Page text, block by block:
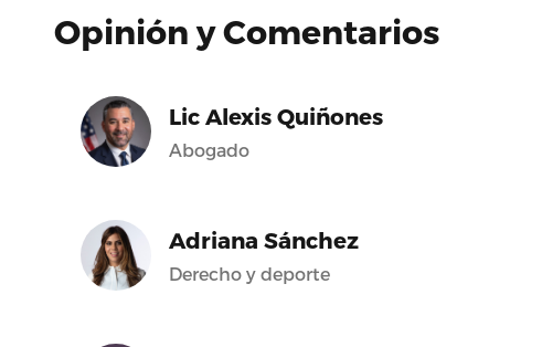
Opinión y Comentarios
Lic Alexis Quiñones
Abogado
Adriana Sánchez
Derecho y deporte